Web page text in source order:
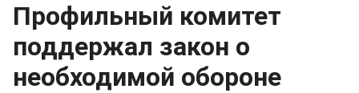
Профильный комитет
поддержал закон о
необходимой обороне